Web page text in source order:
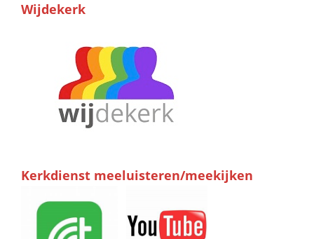
Wijdekerk
Kerkdienst meeluisteren/meekijken